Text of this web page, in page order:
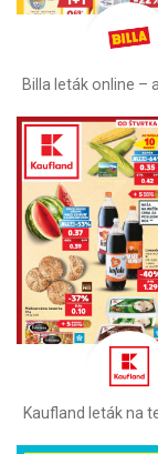
Kaufland leták na